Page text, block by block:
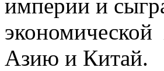
империи и
Азию и Китай.